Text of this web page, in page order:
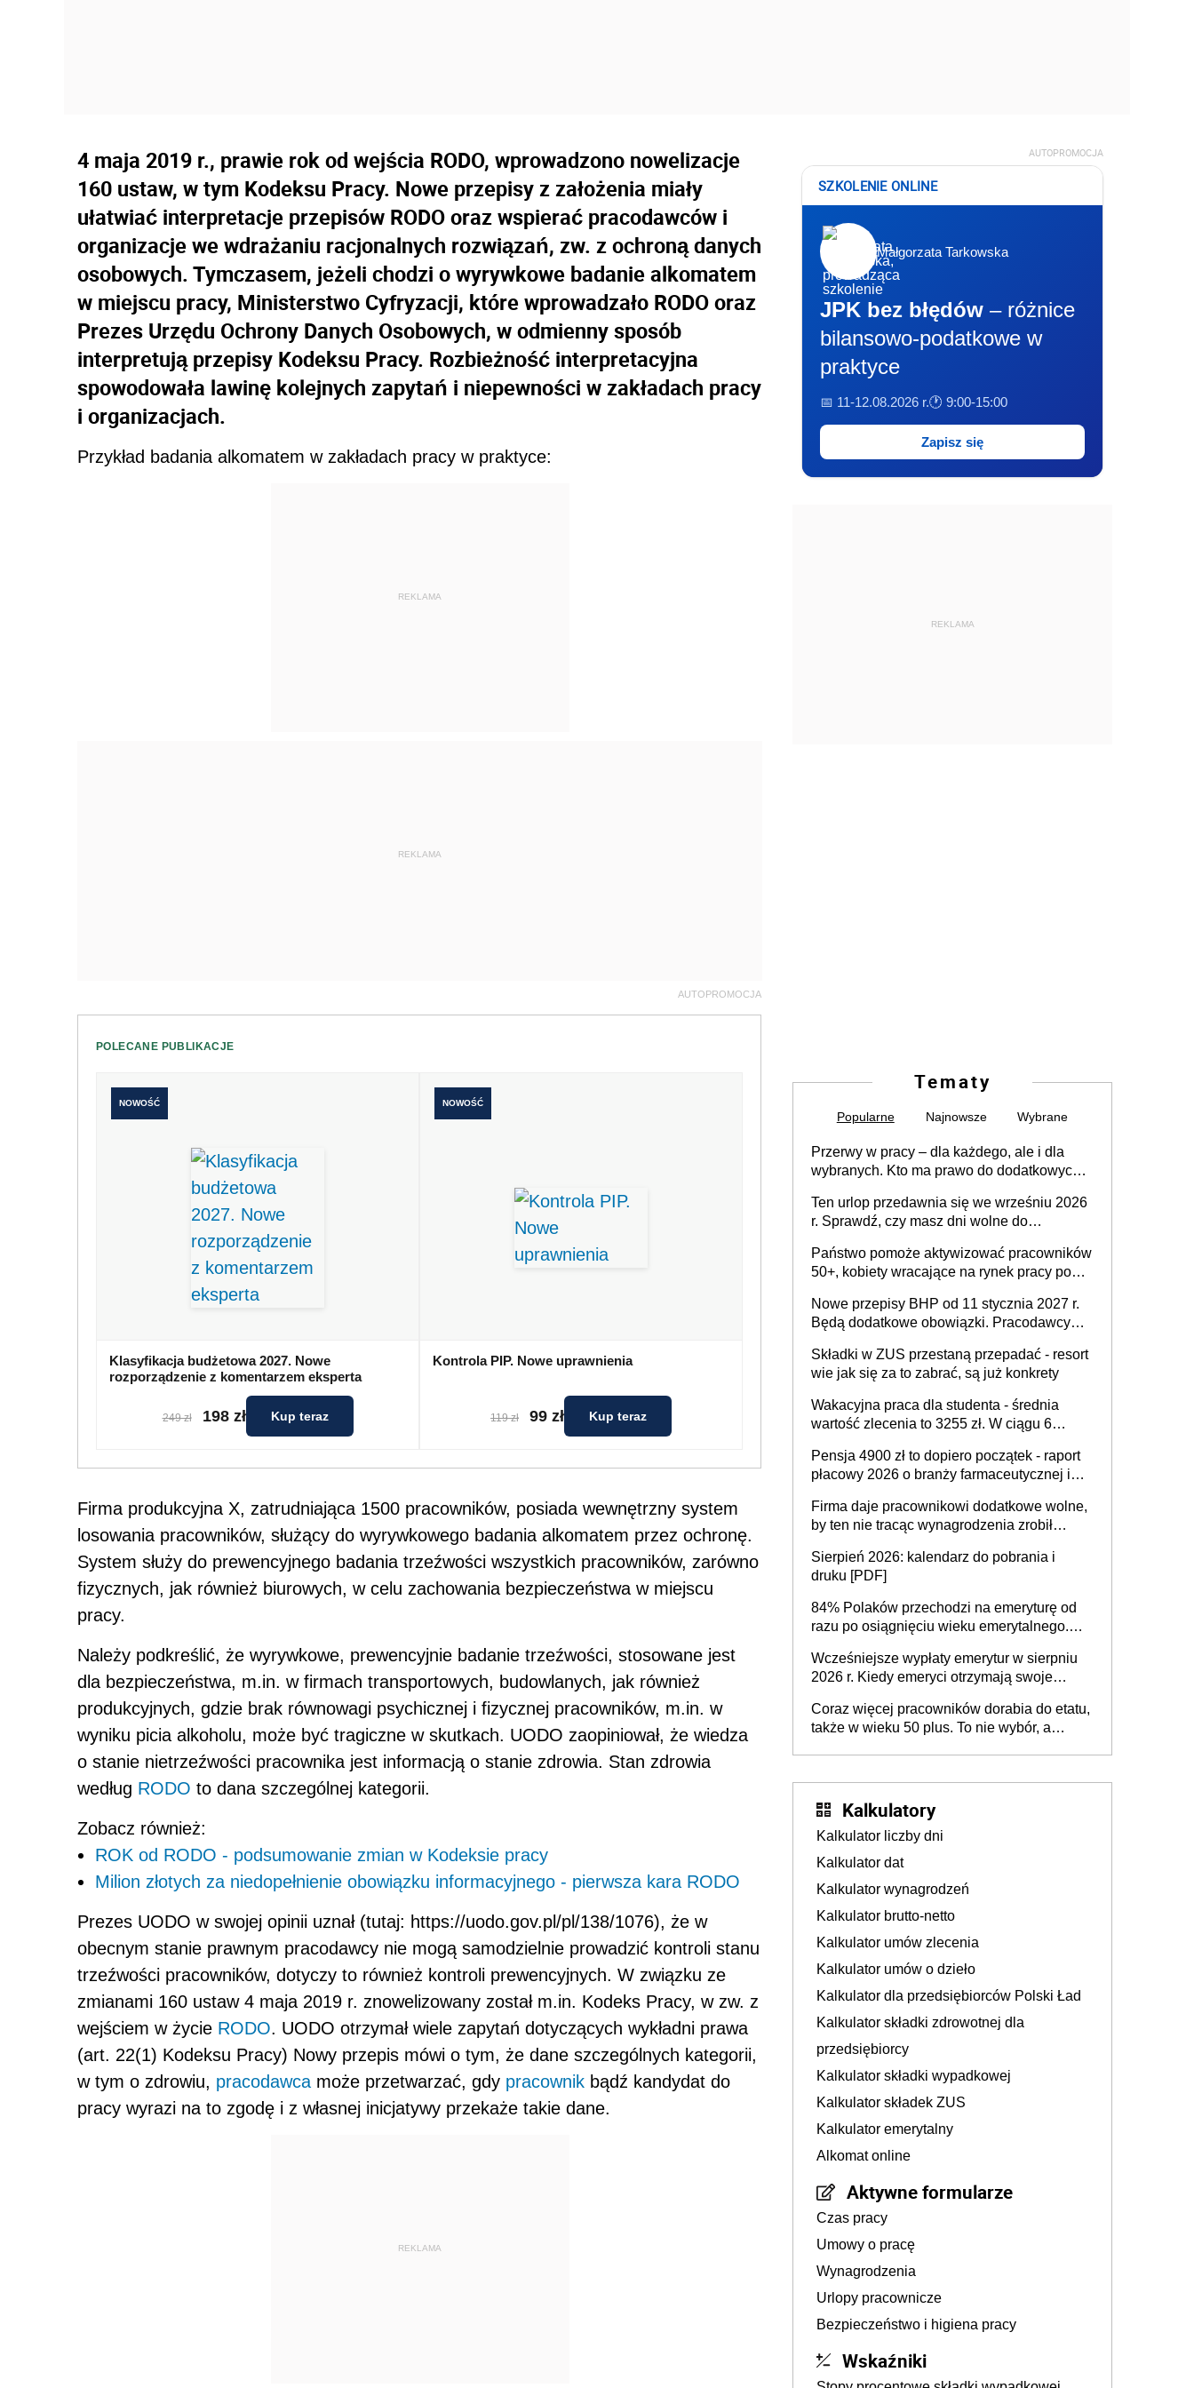
4 maja 2019 r., prawie rok od wejścia RODO, wprowadzono nowelizacje
160 ustaw, w tym Kodeksu Pracy. Nowe przepisy z założenia miały
ułatwiać interpretacje przepisów RODO oraz wspierać pracodawców i
organizacje we wdrażaniu racjonalnych rozwiązań, zw. z ochroną danych
osobowych. Tymczasem, jeżeli chodzi o wyrywkowe badanie alkomatem
w miejscu pracy, Ministerstwo Cyfryzacji, które wprowadzało RODO oraz
Prezes Urzędu Ochrony Danych Osobowych, w odmienny sposób
interpretują przepisy Kodeksu Pracy. Rozbieżność interpretacyjna
spowodowała lawinę kolejnych zapytań i niepewności w zakładach pracy
i organizacjach.
Przykład badania alkomatem w zakładach pracy w praktyce:
REKLAMA
REKLAMA
AUTOPROMOCJA
POLECANE PUBLIKACJE
NOWOŚĆ
Klasyfikacja budżetowa 2027. Nowe
rozporządzenie z komentarzem eksperta
249 zł 198 zł Kup teraz
NOWOŚĆ
Kontrola PIP. Nowe uprawnienia
119 zł 99 zł Kup teraz
Firma produkcyjna X, zatrudniająca 1500 pracowników, posiada wewnętrzny system
losowania pracowników, służący do wyrywkowego badania alkomatem przez ochronę.
System służy do prewencyjnego badania trzeźwości wszystkich pracowników, zarówno
fizycznych, jak również biurowych, w celu zachowania bezpieczeństwa w miejscu
pracy.
Należy podkreślić, że wyrywkowe, prewencyjnie badanie trzeźwości, stosowane jest
dla bezpieczeństwa, m.in. w firmach transportowych, budowlanych, jak również
produkcyjnych, gdzie brak równowagi psychicznej i fizycznej pracowników, m.in. w
wyniku picia alkoholu, może być tragiczne w skutkach. UODO zaopiniował, że wiedza
o stanie nietrzeźwości pracownika jest informacją o stanie zdrowia. Stan zdrowia
według RODO to dana szczególnej kategorii.
Zobacz również:
ROK od RODO - podsumowanie zmian w Kodeksie pracy
Milion złotych za niedopełnienie obowiązku informacyjnego - pierwsza kara RODO
Prezes UODO w swojej opinii uznał (tutaj: https://uodo.gov.pl/pl/138/1076), że w
obecnym stanie prawnym pracodawcy nie mogą samodzielnie prowadzić kontroli stanu
trzeźwości pracowników, dotyczy to również kontroli prewencyjnych. W związku ze
zmianami 160 ustaw 4 maja 2019 r. znowelizowany został m.in. Kodeks Pracy, w zw. z
wejściem w życie RODO. UODO otrzymał wiele zapytań dotyczących wykładni prawa
(art. 22(1) Kodeksu Pracy) Nowy przepis mówi o tym, że dane szczególnych kategorii,
w tym o zdrowiu, pracodawca może przetwarzać, gdy pracownik bądź kandydat do
pracy wyrazi na to zgodę i z własnej inicjatywy przekaże takie dane.
REKLAMA
AUTOPROMOCJA
SZKOLENIE ONLINE
Małgorzata Tarkowska
JPK bez błędów – różnice
bilansowo-podatkowe w
praktyce
📅 11-12.08.2026 r.🕐 9:00-15:00
Zapisz się
REKLAMA
Tematy
Popularne Najnowsze Wybrane
Przerwy w pracy – dla każdego, ale i dla
wybranych. Kto ma prawo do dodatkowych
Ten urlop przedawnia się we wrześniu 2026
r. Sprawdź, czy masz dni wolne do
Państwo pomoże aktywizować pracowników
50+, kobiety wracające na rynek pracy po
osoby neuroatypowe. Powstanie Fundusz
na rzecz Inkluzywności w Zatrudnianiu?
Nowe przepisy BHP od 11 stycznia 2027 r.
Będą dodatkowe obowiązki. Pracodawcy
Składki w ZUS przestaną przepadać - resort
wie jak się za to zabrać, są już konkrety
Wakacyjna praca dla studenta - średnia
wartość zlecenia to 3255 zł. W ciągu 6
ponad 10,7 tys. zł
Pensja 4900 zł to dopiero początek - raport
płacowy 2026 o branży farmaceutycznej i
Firma daje pracownikowi dodatkowe wolne,
by ten nie tracąc wynagrodzenia zrobił
sprawdza
Sierpień 2026: kalendarz do pobrania i
druku [PDF]
84% Polaków przechodzi na emeryturę od
razu po osiągnięciu wieku emerytalnego.
dłużej, ale czy jest w stanie? Pracownicy
45+ to siła napędowa gospodarki
Wcześniejsze wypłaty emerytur w sierpniu
2026 r. Kiedy emeryci otrzymają swoje
Coraz więcej pracowników dorabia do etatu,
także w wieku 50 plus. To nie wybór, a
Kalkulatory
Kalkulator liczby dni
Kalkulator dat
Kalkulator wynagrodzeń
Kalkulator brutto-netto
Kalkulator umów zlecenia
Kalkulator umów o dzieło
Kalkulator dla przedsiębiorców Polski Ład
Kalkulator składki zdrowotnej dla
przedsiębiorcy
Kalkulator składki wypadkowej
Kalkulator składek ZUS
Kalkulator emerytalny
Alkomat online
Aktywne formularze
Czas pracy
Umowy o pracę
Wynagrodzenia
Urlopy pracownicze
Bezpieczeństwo i higiena pracy
Wskaźniki